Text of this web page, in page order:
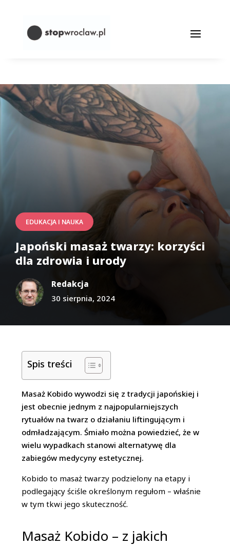
EDUKACJA I NAUKA
Japoński masaż twarzy: korzyści
dla zdrowia i urody
Redakcja
30 sierpnia, 2024
Spis treści
Masaż Kobido wywodzi się z tradycji japońskiej i
jest obecnie jednym z najpopularniejszych
rytuałów na twarz o działaniu liftingującym i
odmładzającym. Śmiało można powiedzieć, że w
wielu wypadkach stanowi alternatywę dla
zabiegów medycyny estetycznej.
Kobido to masaż twarzy podzielony na etapy i
podlegający ściśle określonym regułom – właśnie
w tym tkwi jego skuteczność.
Masaż Kobido – z jakich